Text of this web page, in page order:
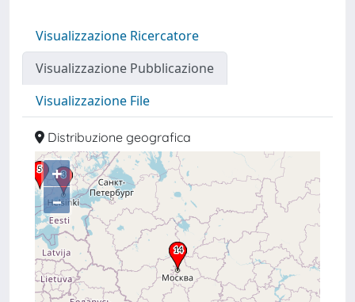
Visualizzazione Ricercatore
Visualizzazione Pubblicazione
Visualizzazione File
Distribuzione geografica
+
–